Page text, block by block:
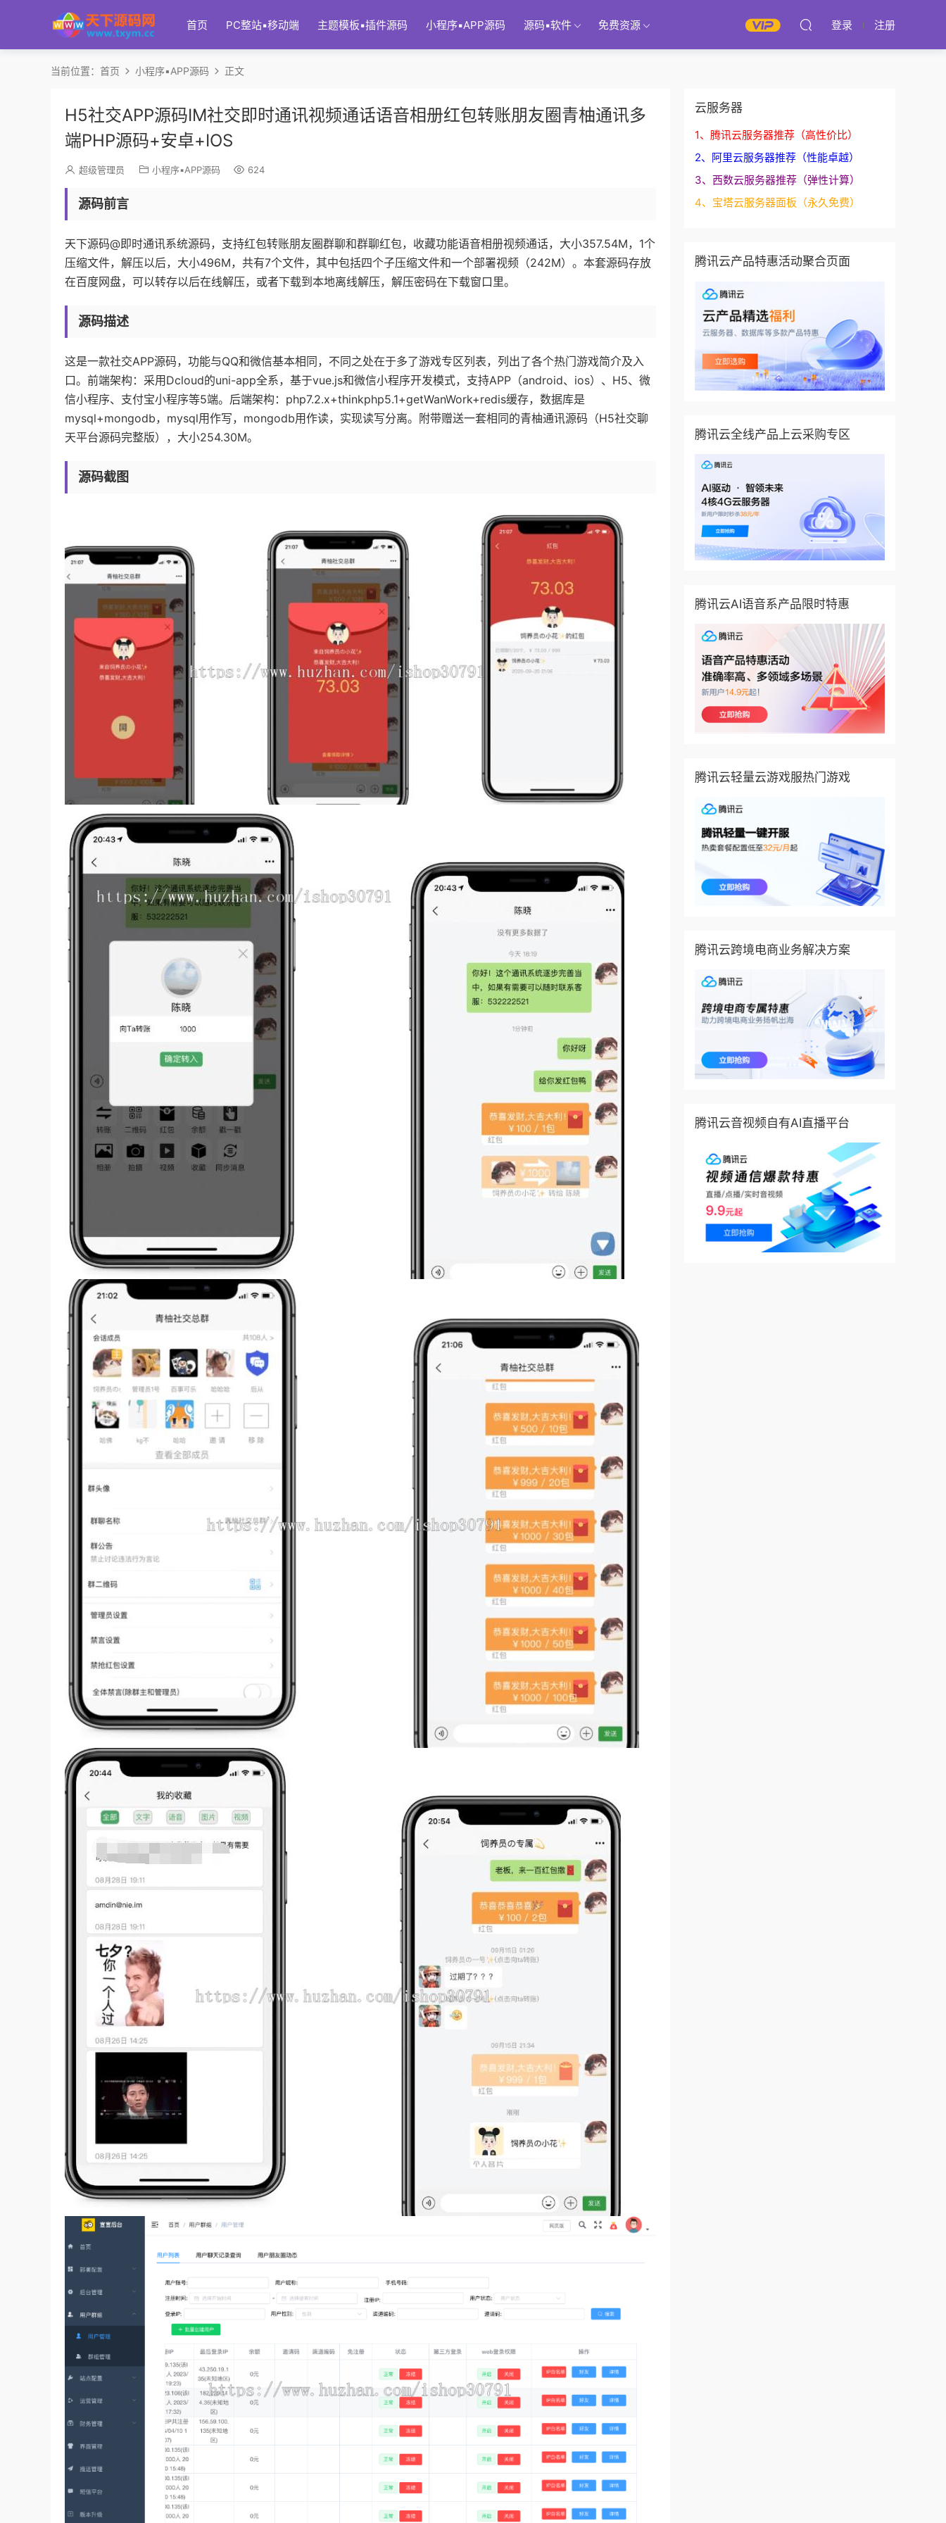
首页 PC整站▪移动端 主题模板▪插件源码 小程序▪APP源码 源码▪软件 免费资源 登录 注册
当前位置： 首页 小程序▪APP源码 正文
H5社交APP源码IM社交即时通讯视频通话语音相册红包转账朋友圈青柚通讯多
端PHP源码+安卓+IOS
超级管理员 小程序▪APP源码 624
源码前言
天下源码@即时通讯系统源码，支持红包转账朋友圈群聊和群聊红包，收藏功能语音相册视频通话，大小357.54M，1个
压缩文件，解压以后，大小496M，共有7个文件，其中包括四个子压缩文件和一个部署视频（242M）。本套源码存放
在百度网盘，可以转存以后在线解压，或者下载到本地离线解压，解压密码在下载窗口里。
源码描述
这是一款社交APP源码，功能与QQ和微信基本相同，不同之处在于多了游戏专区列表，列出了各个热门游戏简介及入
口。前端架构：采用Dcloud的uni-app全系，基于vue.js和微信小程序开发模式，支持APP（android、ios）、H5、微
信小程序、支付宝小程序等5端。后端架构：php7.2.x+thinkphp5.1+getWanWork+redis缓存，数据库是
mysql+mongodb，mysql用作写，mongodb用作读，实现读写分离。附带赠送一套相同的青柚通讯源码（H5社交聊
天平台源码完整版），大小254.30M。
源码截图
云服务器
1、腾讯云服务器推荐（高性价比）
2、阿里云服务器推荐（性能卓越）
3、西数云服务器推荐（弹性计算）
4、宝塔云服务器面板（永久免费）
腾讯云产品特惠活动聚合页面
腾讯云全线产品上云采购专区
腾讯云AI语音系产品限时特惠
腾讯云轻量云游戏服热门游戏
腾讯云跨境电商业务解决方案
腾讯云音视频自有AI直播平台